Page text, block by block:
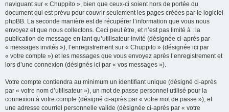
naviguant sur « Chuppito », bien que ceux-ci soient hors de portée du
document qui est prévu pour couvrir seulement les pages créées par le logiciel
phpBB. La seconde manière est de récupérer l’information que vous nous
envoyez et que nous collectons. Ceci peut être, et n’est pas limité à : la
publication de message en tant qu’utilisateur invité (désignée ci-après par
« messages invités »), l’enregistrement sur « Chuppito » (désignée ici par
« votre compte ») et les messages que vous envoyez après l’enregistrement et
lors d’une connexion (désignés ici par « vos messages »).
Votre compte contiendra au minimum un identifiant unique (désigné ci-après
par « votre nom d’utilisateur »), un mot de passe personnel utilisé pour la
connexion à votre compte (désigné ci-après par « votre mot de passe »), et
une adresse courriel personnelle valide (désignée ci-après par « votre